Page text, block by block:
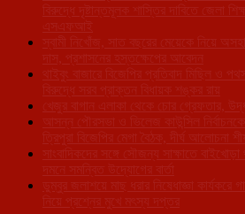
বিরুদ্ধে দৃষ্টান্তমূলক শাস্তির দাবিতে জেলা
এসএফআই
স্বামী নিখোঁজ, সাত বছরের মেয়েকে নিয়ে
দাস, প্রশাসনের হস্তক্ষেপের আবেদন
থাইবুং বাজারে বিজেপির প্রতিবাদ মিছিল ও
বিরুদ্ধে সরব প্রাক্তন বিধায়ক শঙ্কর রায়
খেজুর বাগান এলাকা থেকে চোর গ্রেফতার,
আসন্ন পৌরসভা ও ভিলেজ কাউন্সিল নির্বাচনকে
ত্রিপুরা বিজেপির মেগা বৈঠক, দীর্ঘ আলোচনা
সাংবাদিকদের সঙ্গে সৌজন্য সাক্ষাতে
দমনে সমন্বিত উদ্যোগের বার্তা
ডুম্বুর জলাশয়ে মাছ ধরার নিষেধাজ্ঞা
নিয়ে প্রশ্নের মুখে মৎস্য দপ্তর